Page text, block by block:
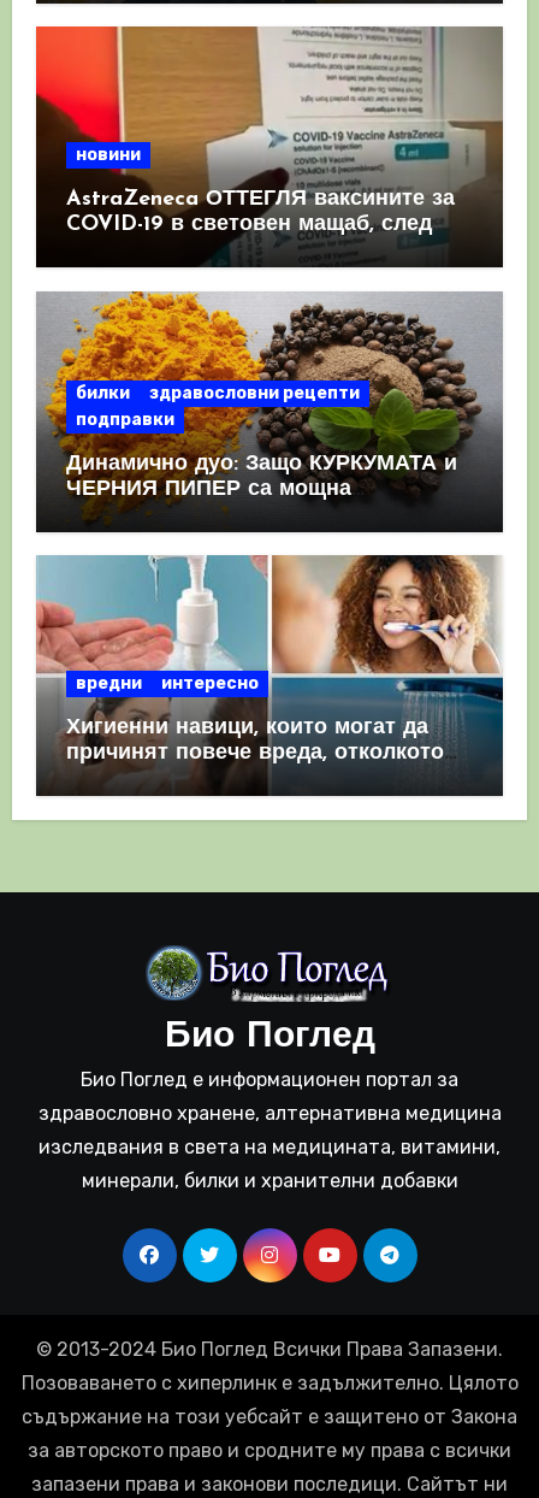
новини
AstraZeneca ОТТЕГЛЯ ваксините за
COVID-19 в световен мащаб, след
като призна, че те причиняват
билки
здравословни рецепти
подправки
Динамично дуо: Защо КУРКУМАТА и
ЧЕРНИЯ ПИПЕР са мощна
комбинация
вредни интересно
Хигиенни навици, които могат да
причинят повече вреда, отколкото
полза
Био Поглед
Био Поглед е информационен портал за
здравословно хранене, алтернативна медицина
изследвания в света на медицината, витамини,
минерали, билки и хранителни добавки
© 2013-2024 Био Поглед Всички Права Запазени.
Позоваването с хиперлинк е задължително. Цялото
съдържание на този уебсайт е защитено от Закона
за авторското право и сродните му права с всички
запазени права и законови последици. Сайтът ни